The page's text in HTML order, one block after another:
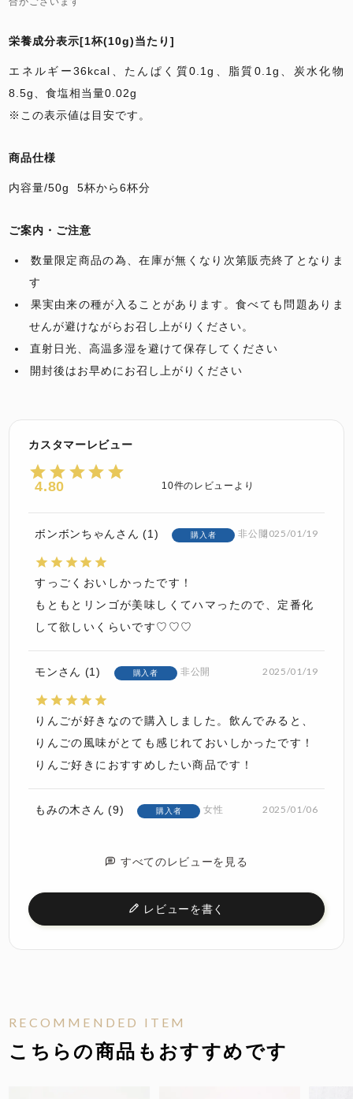
栄養成分表示[1杯(10g)当たり]
エネルギー36kcal、たんぱく質0.1g、脂質0.1g、炭水化物
8.5g、食塩相当量0.02g
※この表示値は目安です。
商品仕様
内容量/50g 5杯から6杯分
ご案内・ご注意
数量限定商品の為、在庫が無くなり次第販売終了となりま
す
果実由来の種が入ることがあります。食べても問題ありま
せんが避けながらお召し上がりください。
直射日光、高温多湿を避けて保存してください
開封後はお早めにお召し上がりください
4.80 10
ボンボンちゃん 1 購入者 非公開2025/01/19
すっごくおいしかったです！
もともとリンゴが美味しくてハマったので、定番化
して欲しいくらいです♡♡♡
モン 1 購入者 非公開 2025/01/19
りんごが好きなので購入しました。飲んでみると、
りんごの風味がとても感じれておいしかったです！
りんご好きにおすすめしたい商品です！
もみの木 9 購入者 女性 2025/01/06
子どもたちに人気でした。
やすいです。りんご好きな方は多いので、通年取扱
って欲しいです。
りんごの味も匂いもしっかりあって美味しかったで
すべてのレビューを見る
レビューを書く
RECOMMENDED ITEM
こちらの商品もおすすめです